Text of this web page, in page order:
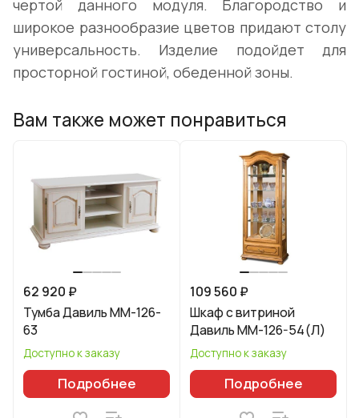
чертой данного модуля. Благородство и
широкое разнообразие цветов придают столу
универсальность. Изделие подойдет для
просторной гостиной, обеденной зоны.
Вам также может понравиться
62 920 ₽
Тумба Давиль ММ-126-
63
Доступно к заказу
Подробнее
109 560 ₽
Шкаф с витриной
Давиль ММ-126-54(Л)
Доступно к заказу
Подробнее